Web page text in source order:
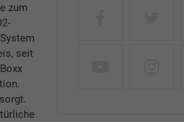
zum
seit